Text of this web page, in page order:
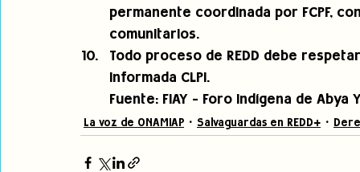
permanente coordinada por FCPF,
comunitarios.
Todo proceso de REDD debe
Informada CLPI.
Fuente: FIAY - Foro Indígena de Abya
La voz de ONAMIAP Salvaguardas en REDD+